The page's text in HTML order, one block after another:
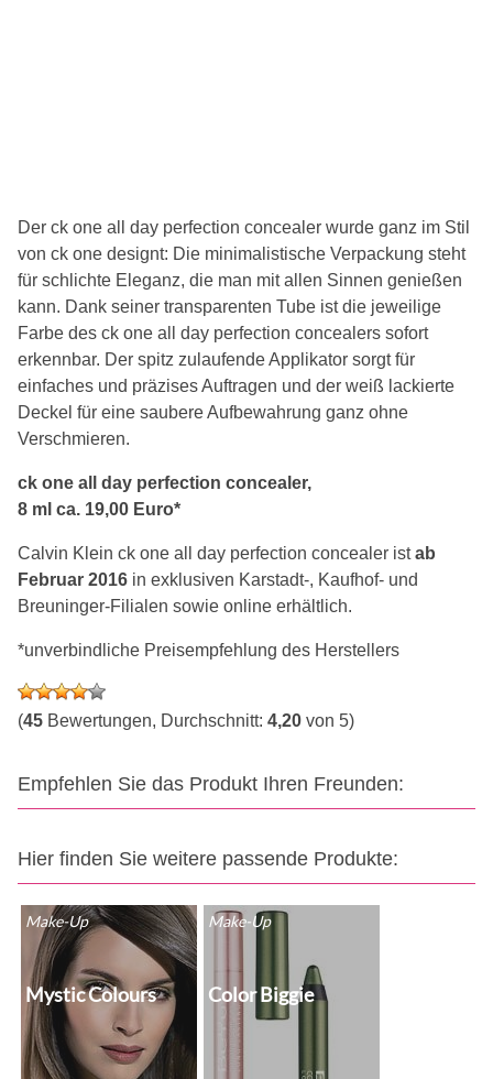
Der ck one all day perfection concealer wurde ganz im Stil
von ck one designt: Die minimalistische Verpackung steht
für schlichte Eleganz, die man mit allen Sinnen genießen
kann. Dank seiner transparenten Tube ist die jeweilige
Farbe des ck one all day perfection concealers sofort
erkennbar. Der spitz zulaufende Applikator sorgt für
einfaches und präzises Auftragen und der weiß lackierte
Deckel für eine saubere Aufbewahrung ganz ohne
Verschmieren.
ck one all day perfection concealer,
8 ml ca. 19,00 Euro*
Calvin Klein ck one all day perfection concealer istab
Februar 2016 in exklusiven Karstadt-, Kaufhof- und
Breuninger-Filialen sowie online erhältlich.
*unverbindliche Preisempfehlung des Herstellers
(45 Bewertungen, Durchschnitt: 4,20 von 5)
Empfehlen Sie das Produkt Ihren Freunden:
Hier finden Sie weitere passende Produkte:
Make-Up
Mystic Colours
Make-Up
Color Biggie